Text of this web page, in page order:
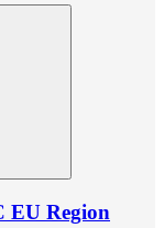
EU Region